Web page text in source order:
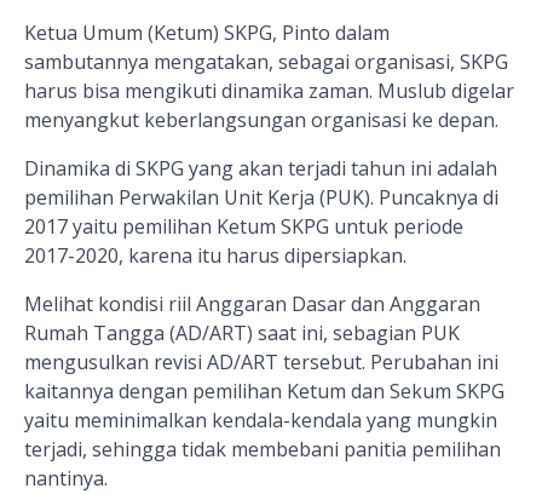
Ketua Umum (Ketum) SKPG, Pinto dalam
sambutannya mengatakan, sebagai organisasi, SKPG
harus bisa mengikuti dinamika zaman. Muslub digelar
menyangkut keberlangsungan organisasi ke depan.
Dinamika di SKPG yang akan terjadi tahun ini adalah
pemilihan Perwakilan Unit Kerja (PUK). Puncaknya di
2017 yaitu pemilihan Ketum SKPG untuk periode
2017-2020, karena itu harus dipersiapkan.
Melihat kondisi riil Anggaran Dasar dan Anggaran
Rumah Tangga (AD/ART) saat ini, sebagian PUK
mengusulkan revisi AD/ART tersebut. Perubahan ini
kaitannya dengan pemilihan Ketum dan Sekum SKPG
yaitu meminimalkan kendala-kendala yang mungkin
terjadi, sehingga tidak membebani panitia pemilihan
nantinya.